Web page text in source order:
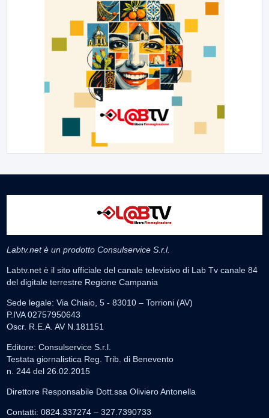
Labtv.net è un prodotto Consulservice S.r.l.
Labtv.net è il sito ufficiale del canale televisivo di Lab Tv canale 84
del digitale terrestre Regione Campania
Sede legale: Via Chiaio, 5 - 83010 – Torrioni (AV)
P.IVA 02757950643
Oscr. R.E.A. AV N.181151
Editore: Consulservice S.r.l.
Testata giornalistica Reg. Trib. di Benevento
n. 244 del 26.02.2015
Direttore Responsabile Dott.ssa Oliviero Antonella
Contatti: 0824.337274 – 327.7390733